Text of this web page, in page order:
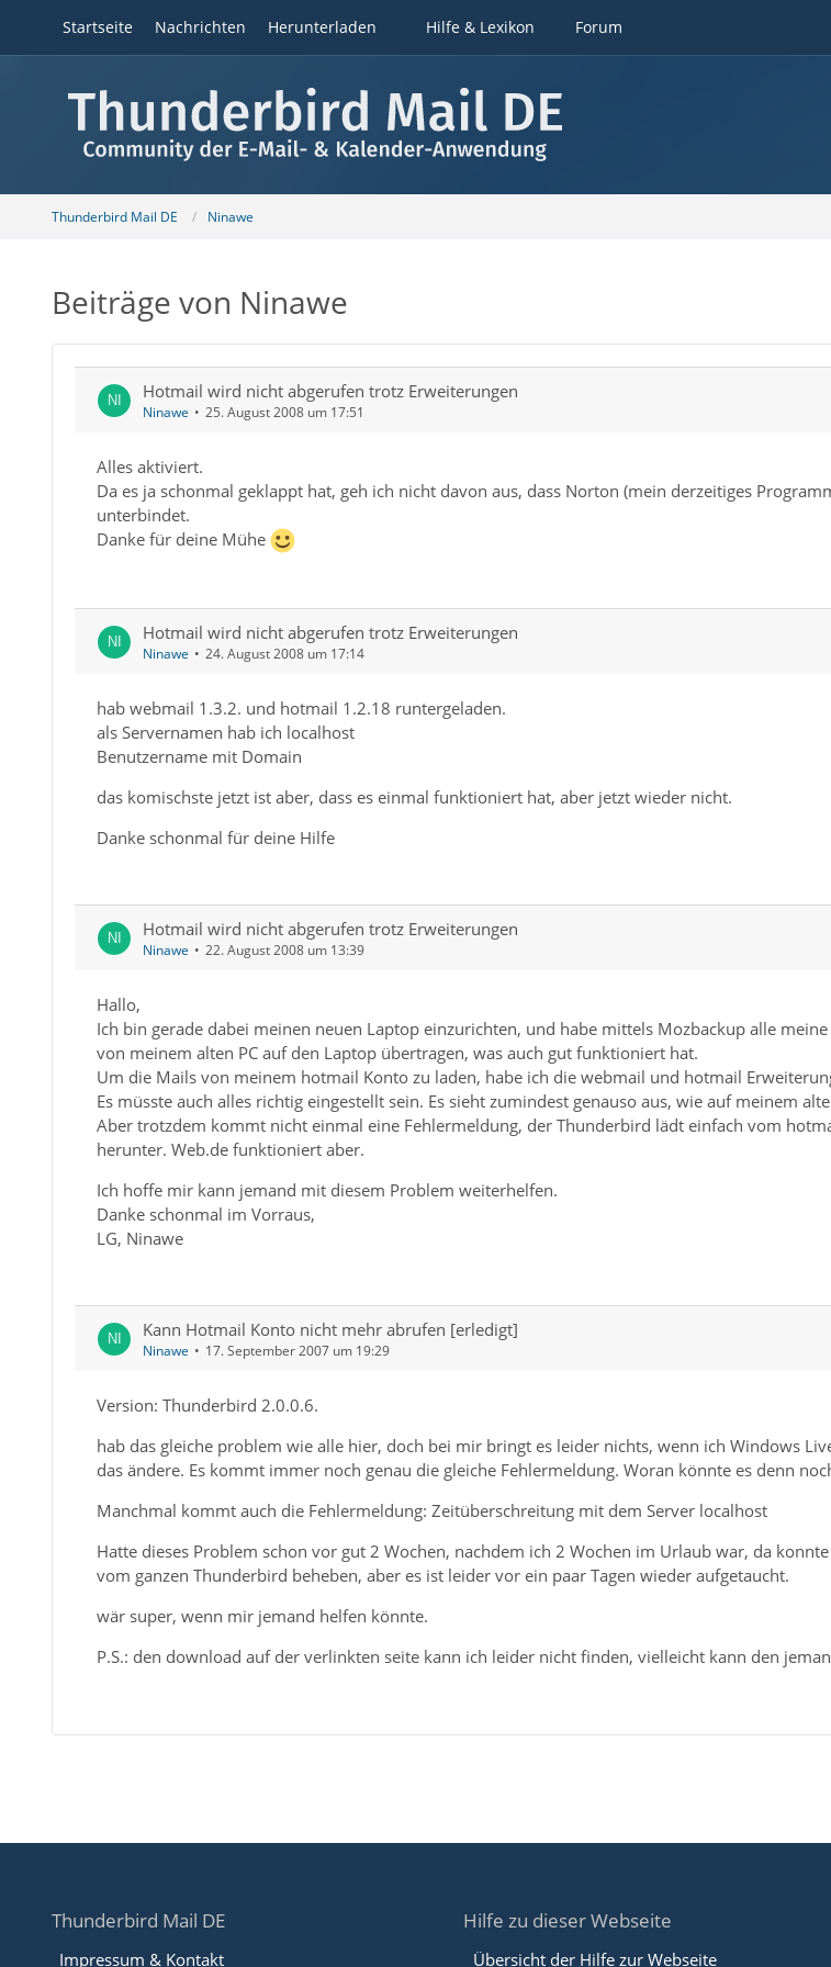
Startseite Nachrichten Herunterladen Hilfe & Lexikon Forum
Thunderbird Mail DE Ninawe
Beiträge von Ninawe
Hotmail wird nicht abgerufen trotz Erweiterungen
Ninawe 25. August 2008 um 17:51
Alles aktiviert.
Da es ja schonmal geklappt hat, geh ich nicht davon aus, dass Norton (mein derzeitiges
unterbindet.
Danke für deine Mühe
Hotmail wird nicht abgerufen trotz Erweiterungen
Ninawe 24. August 2008 um 17:14
hab webmail 1.3.2. und hotmail 1.2.18 runtergeladen.
als Servernamen hab ich localhost
Benutzername mit Domain
das komischste jetzt ist aber, dass es einmal funktioniert hat, aber jetzt wieder nicht.
Danke schonmal für deine Hilfe
Hotmail wird nicht abgerufen trotz Erweiterungen
Ninawe 22. August 2008 um 13:39
Hallo,
Ich bin gerade dabei meinen neuen Laptop einzurichten, und habe mittels Mozbackup alle
von meinem alten PC auf den Laptop übertragen, was auch gut funktioniert hat.
Um die Mails von meinem hotmail Konto zu laden, habe ich die webmail und hotmail
Es müsste auch alles richtig eingestellt sein. Es sieht zumindest genauso aus, wie auf meinem
Aber trotzdem kommt nicht einmal eine Fehlermeldung, der Thunderbird lädt einfach vom
herunter. Web.de funktioniert aber.
Ich hoffe mir kann jemand mit diesem Problem weiterhelfen.
Danke schonmal im Vorraus,
LG, Ninawe
Kann Hotmail Konto nicht mehr abrufen [erledigt]
Ninawe 17. September 2007 um 19:29
Version: Thunderbird 2.0.0.6.
hab das gleiche problem wie alle hier, doch bei mir bringt es leider nichts, wenn ich Windows
das ändere. Es kommt immer noch genau die gleiche Fehlermeldung. Woran könnte es denn
Manchmal kommt auch die Fehlermeldung: Zeitüberschreitung mit dem Server localhost
Hatte dieses Problem schon vor gut 2 Wochen, nachdem ich 2 Wochen im Urlaub war, da
vom ganzen Thunderbird beheben, aber es ist leider vor ein paar Tagen wieder aufgetaucht.
wär super, wenn mir jemand helfen könnte.
P.S.: den download auf der verlinkten seite kann ich leider nicht finden, vielleicht kann den
Thunderbird Mail DE
Impressum & Kontakt
Hilfe zu dieser Webseite
Übersicht der Hilfe zur Webseite